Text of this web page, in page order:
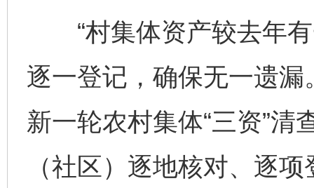
“村集体资产较去年有
逐一登记，确保无一遗
新一轮农村集体“三资”
（社区）逐地核对、逐